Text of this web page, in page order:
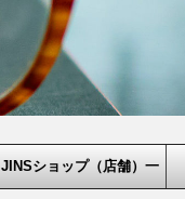
JINSショップ（店舗）一